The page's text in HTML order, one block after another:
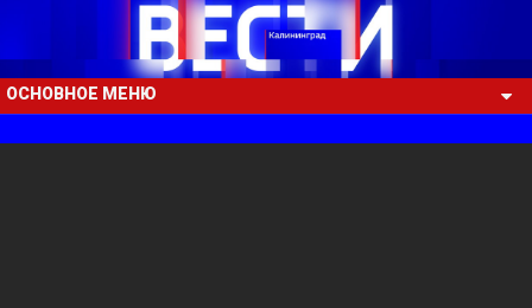
ОСНОВНОЕ МЕНЮ